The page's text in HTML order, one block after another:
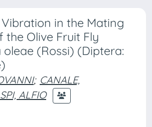
in the Mating
the Olive Fruit Fly
(Rossi) (Diptera:
; CANALE,
ALFIO